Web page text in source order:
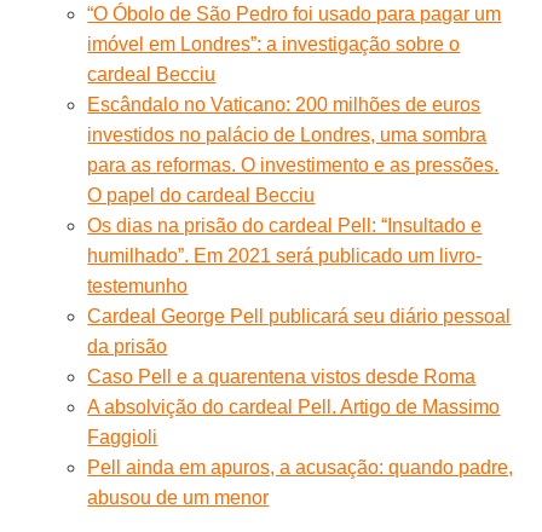
“O Óbolo de São Pedro foi usado para pagar um
imóvel em Londres”: a investigação sobre o
cardeal Becciu
Escândalo no Vaticano: 200 milhões de euros
investidos no palácio de Londres, uma sombra
para as reformas. O investimento e as pressões.
O papel do cardeal Becciu
Os dias na prisão do cardeal Pell: “Insultado e
humilhado”. Em 2021 será publicado um livro-
testemunho
Cardeal George Pell publicará seu diário pessoal
da prisão
Caso Pell e a quarentena vistos desde Roma
A absolvição do cardeal Pell. Artigo de Massimo
Faggioli
Pell ainda em apuros, a acusação: quando padre,
abusou de um menor